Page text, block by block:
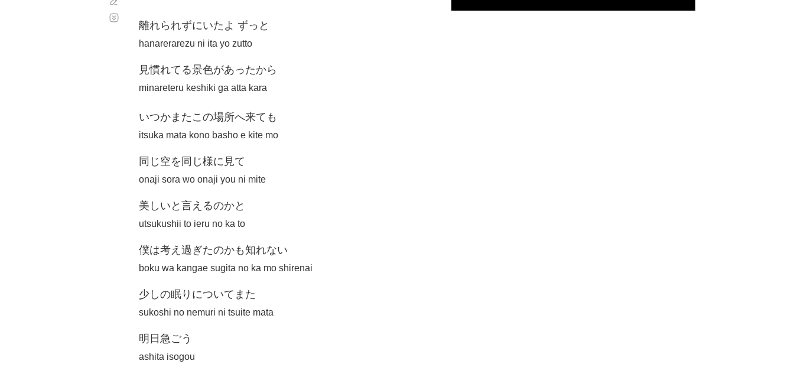
離れられずにいたよ ずっと
hanarerarezu ni ita yo zutto
見慣れてる景色があったから
minareteru keshiki ga atta kara
いつかまたこの場所へ来ても
itsuka mata kono basho e kite mo
同じ空を同じ様に見て
onaji sora wo onaji you ni mite
美しいと言えるのかと
utsukushii to ieru no ka to
僕は考え過ぎたのかも知れない
boku wa kangae sugita no ka mo shirenai
少しの眠りについてまた
sukoshi no nemuri ni tsuite mata
明日急ごう
ashita isogou
automático